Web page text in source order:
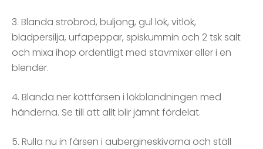
3. Blanda ströbröd, buljong, gul lök, vitlök,
bladpersilja, urfapeppar, spiskummin och 2 tsk salt
och mixa ihop ordentligt med stavmixer eller i en
blender.
4. Blanda ner köttfärsen i lökblandningen med
händerna. Se till att allt blir jämnt fördelat.
5. Rulla nu in färsen i aubergineskivorna och ställ